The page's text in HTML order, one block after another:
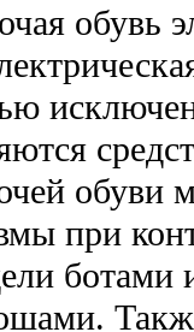
обувь
обуви
при
ботами